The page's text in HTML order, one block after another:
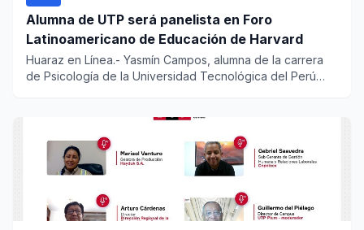
Alumna de UTP será panelista en Foro
Latinoamericano de Educación de Harvard
Huaraz en Línea.- Yasmín Campos, alumna de la carrera
de Psicología de la Universidad Tecnológica del Perú